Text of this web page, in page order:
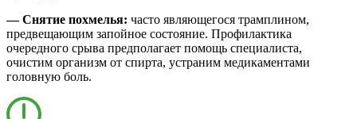
— Снятие похмелья: часто являющегося трамплином,
предвещающим запойное состояние. Профилактика
очередного срыва предполагает помощь специалиста,
очистим организм от спирта, устраним медикаментами
головную боль.